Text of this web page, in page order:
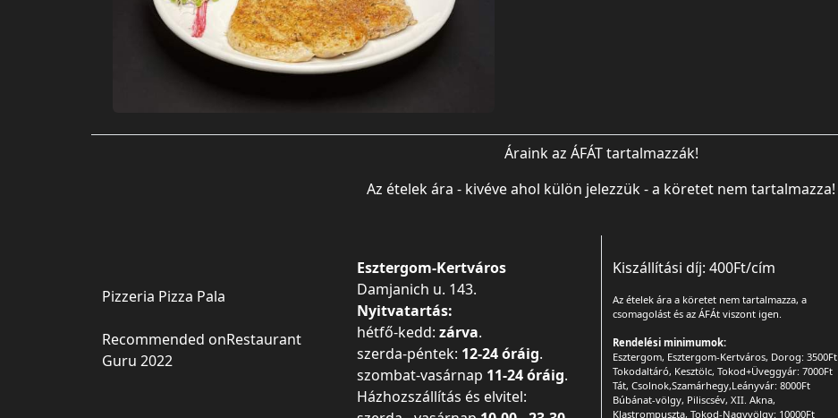
Áraink az ÁFÁT tartalmazzák!
Az ételek ára - kivéve ahol külön jelezzük - a köretet nem tartalmazza!
Pizzeria Pizza Pala
Recommended onRestaurant
Guru 2022
Esztergom-Kertváros
Damjanich u. 143.
Nyitvatartás:
hétfő-kedd: zárva.
szerda-péntek: 12-24 óráig.
szombat-vasárnap 11-24 óráig.
Házhozszállítás és elvitel:
Kiszállítási díj: 400Ft/cím
Az ételek ára a köretet nem tartalmazza, a
csomagolást és az ÁFÁt viszont igen.
Rendelési minimumok:
Esztergom, Esztergom-Kertváros, Dorog: 3500Ft
Tokodaltáró, Kesztölc, Tokod+Üveggyár: 7000Ft
Tát, Csolnok,Szamárhegy,Leányvár: 8000Ft
Búbánat-völgy, Piliscsév, XII. Akna,
Klastrompuszta, Tokod-Nagyvölgy: 10000Ft